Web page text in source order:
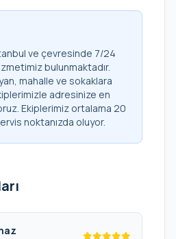
ve çevresinde 7/24
bulunmaktadır.
mahalle ve sokaklara
adresinize en
Ekiplerimiz ortalama 20
noktanızda oluyor.